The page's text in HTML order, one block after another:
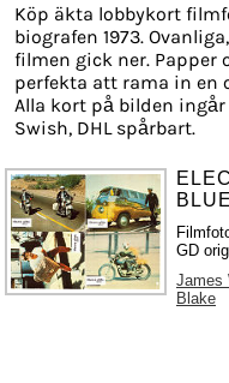
Köp äkta lobbykort
biografen 1973.
filmen gick ner. Papper
perfekta att rama in en
Alla kort på bilden
Swish, DHL spårbart.
GD
James
Blake